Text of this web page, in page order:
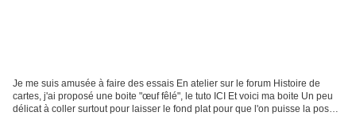
Je me suis amusée à faire des essais En atelier sur le forum Histoire de
cartes, j'ai proposé une boite "œuf fêlé", le tuto ICI Et voici ma boite Un peu
délicat à coller surtout pour laisser le fond plat pour que l'on puisse la poser